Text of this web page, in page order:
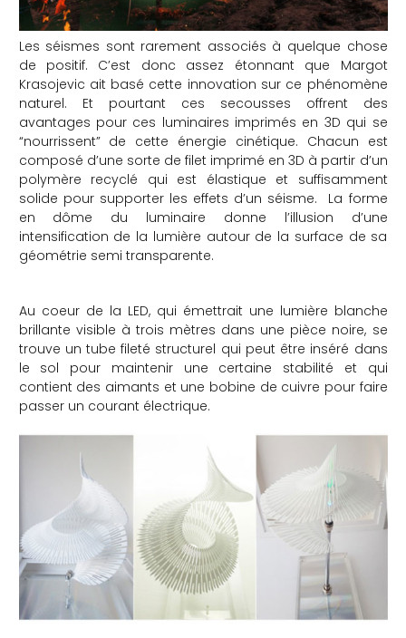
Les séismes sont rarement associés à quelque chose
de positif. C’est donc assez étonnant que Margot
Krasojevic ait basé cette innovation sur ce phénomène
naturel. Et pourtant ces secousses offrent des
avantages pour ces luminaires imprimés en 3D qui se
“nourrissent” de cette énergie cinétique. Chacun est
composé d’une sorte de filet imprimé en 3D à partir d’un
polymère recyclé qui est élastique et suffisamment
solide pour supporter les effets d’un séisme. La forme
en dôme du luminaire donne l’illusion d’une
intensification de la lumière autour de la surface de sa
géométrie semi transparente.
Au coeur de la LED, qui émettrait une lumière blanche
brillante visible à trois mètres dans une pièce noire, se
trouve un tube fileté structurel qui peut être inséré dans
le sol pour maintenir une certaine stabilité et qui
contient des aimants et une bobine de cuivre pour faire
passer un courant électrique.